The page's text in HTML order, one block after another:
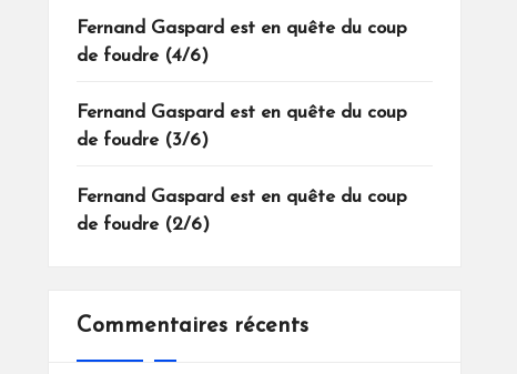
Fernand Gaspard est en quête du coup
de foudre (4/6)
Fernand Gaspard est en quête du coup
de foudre (3/6)
Fernand Gaspard est en quête du coup
de foudre (2/6)
Commentaires récents